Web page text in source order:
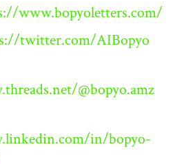
www.bopyoletters.com/
twitter.com/AIBopyo
@bopyo.amz
in/bopyo-